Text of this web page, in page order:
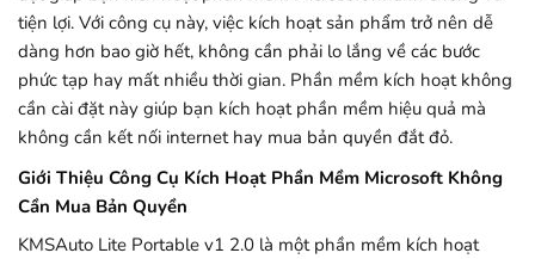
tiện lợi. Với công cụ này, việc kích hoạt sản phẩm trở nên dễ
dàng hơn bao giờ hết, không cần phải lo lắng về các bước
phức tạp hay mất nhiều thời gian. Phần mềm kích hoạt không
cần cài đặt này giúp bạn kích hoạt phần mềm hiệu quả mà
không cần kết nối internet hay mua bản quyền đắt đỏ.
Giới Thiệu Công Cụ Kích Hoạt Phần Mềm Microsoft Không
Cần Mua Bản Quyền
KMSAuto Lite Portable v1 2.0 là một phần mềm kích hoạt